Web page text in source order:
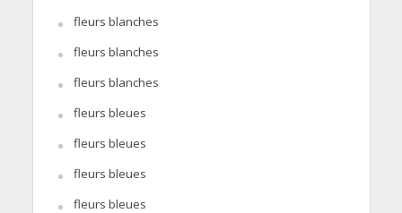
fleurs blanches
fleurs blanches
fleurs blanches
fleurs bleues
fleurs bleues
fleurs bleues
fleurs bleues